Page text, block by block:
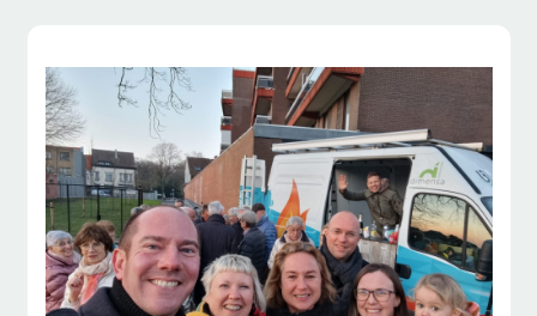
the
left
and
right
arrow
keys
access
the
carousel